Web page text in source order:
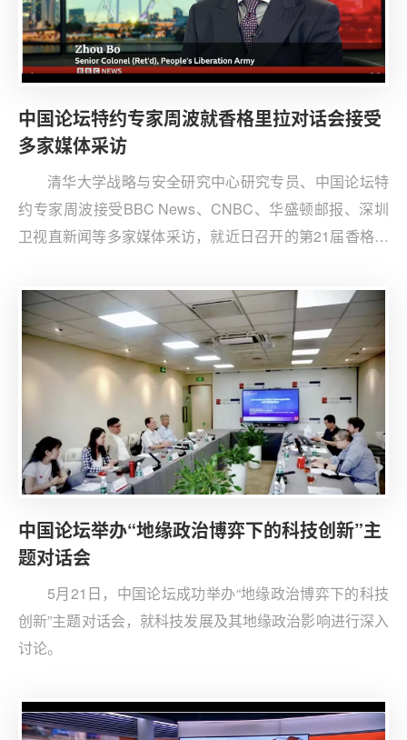
中国论坛特约专家周波就香格里拉对话会接受
多家媒体采访
清华大学战略与安全研究中心研究专员、中国论坛特
约专家周波接受BBC News、CNBC、华盛顿邮报、深圳
卫视直新闻等多家媒体采访，就近日召开的第21届香格里
中国论坛举办“地缘政治博弈下的科技创新”主
题对话会
5月21日，中国论坛成功举办“地缘政治博弈下的科技
创新”主题对话会，就科技发展及其地缘政治影响进行深入
讨论。